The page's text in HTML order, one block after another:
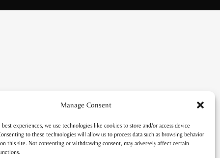
Manage Consent
experiences, we use technologies like cookies to store and/or access device
to these technologies will allow us to process data such as browsing behavior
this site. Not consenting or withdrawing consent, may adversely affect certain